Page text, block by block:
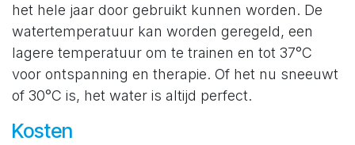
het hele jaar door gebruikt kunnen worden. De
watertemperatuur kan worden geregeld, een
lagere temperatuur om te trainen en tot 37°C
voor ontspanning en therapie. Of het nu sneeuwt
of 30°C is, het water is altijd perfect.
Kosten